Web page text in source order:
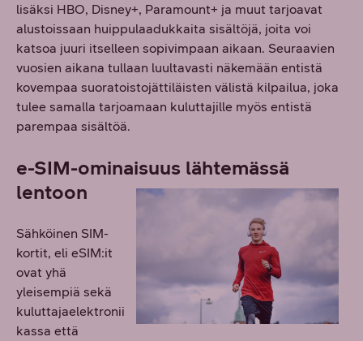
lisäksi HBO, Disney+, Paramount+ ja muut tarjoavat
alustoissaan huippulaadukkaita sisältöjä, joita voi
katsoa juuri itselleen sopivimpaan aikaan. Seuraavien
vuosien aikana tullaan luultavasti näkemään entistä
kovempaa suoratoistojättiläisten välistä kilpailua, joka
tulee samalla tarjoamaan kuluttajille myös entistä
parempaa sisältöä.
e-SIM-ominaisuus lähtemässä
lentoon
Sähköinen SIM-
kortit, eli eSIM:it
ovat yhä
yleisempiä sekä
kuluttajaelektronii
kassa että